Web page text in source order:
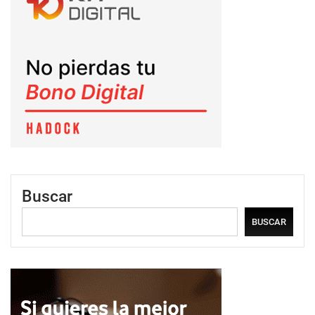
Buscar
BUSCAR